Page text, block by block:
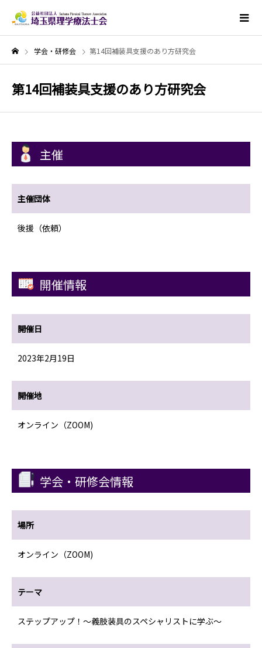
学会・研修会 第14回補装具支援のあり方研究会
第14回補装具支援のあり方研究会
主催
主催団体
後援（依頼）
開催情報
開催日
2023年2月19日
開催地
オンライン（ZOOM)
学会・研修会情報
場所
オンライン（ZOOM)
テーマ
ステップアップ！～義肢装具のスペシャリストに学ぶ～